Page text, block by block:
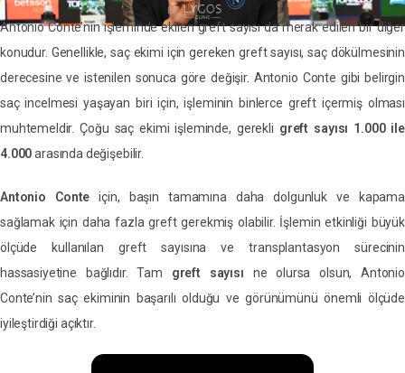
Antonio Conte’nin işleminde ekilen greft sayısı da merak edilen bir diğer
konudur. Genellikle, saç ekimi için gereken greft sayısı, saç dökülmesinin
derecesine ve istenilen sonuca göre değişir. Antonio Conte gibi belirgin
saç incelmesi yaşayan biri için, işleminin binlerce greft içermiş olması
muhtemeldir. Çoğu saç ekimi işleminde, gerekli greft sayısı 1.000 ile
4.000arasında değişebilir.
Antonio Conte için, başın tamamına daha dolgunluk ve kapama
sağlamak için daha fazla greft gerekmiş olabilir. İşlemin etkinliği büyük
ölçüde kullanılan greft sayısına ve transplantasyon sürecinin
hassasiyetine bağlıdır. Tam greft sayısı ne olursa olsun, Antonio
Conte’nin saç ekiminin başarılı olduğu ve görünümünü önemli ölçüde
iyileştirdiği açıktır.